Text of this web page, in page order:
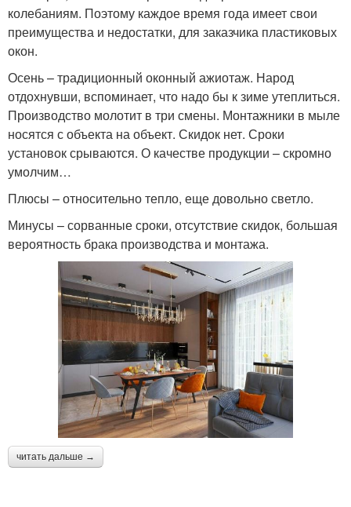
колебаниям. Поэтому каждое время года имеет свои
преимущества и недостатки, для заказчика пластиковых
окон.
Осень – традиционный оконный ажиотаж. Народ
отдохнувши, вспоминает, что надо бы к зиме утеплиться.
Производство молотит в три смены. Монтажники в мыле
носятся с объекта на объект. Скидок нет. Сроки
установок срываются. О качестве продукции – скромно
умолчим…
Плюсы – относительно тепло, еще довольно светло.
Минусы – сорванные сроки, отсутствие скидок, большая
вероятность брака производства и монтажа.
читать дальше →